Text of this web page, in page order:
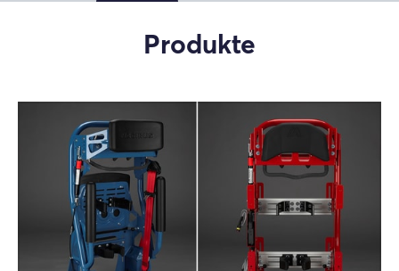
Link kopieren
Produkte